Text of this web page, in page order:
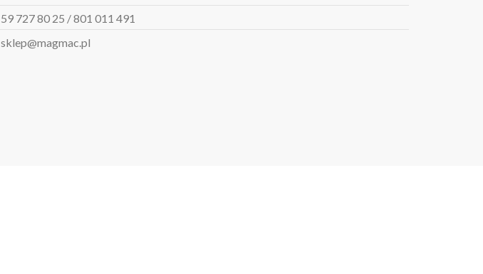
59 727 80 25 / 801 011 491
sklep@magmac.pl